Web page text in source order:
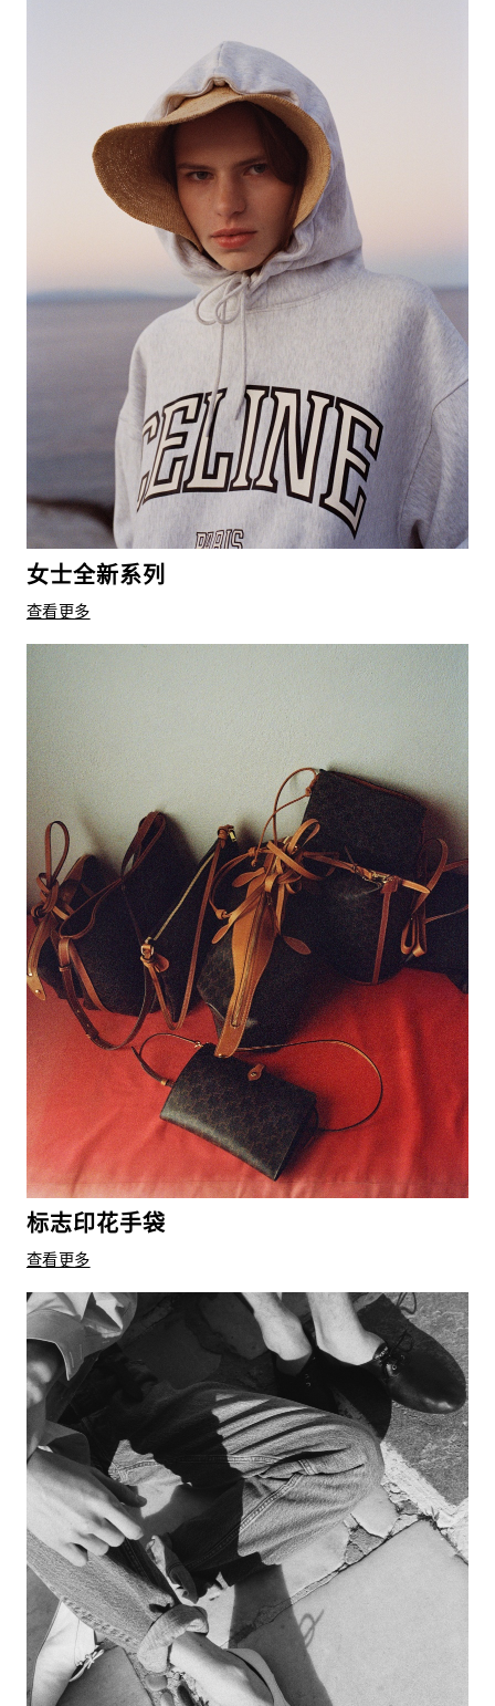
女士全新系列
查看更多
标志印花手袋
查看更多